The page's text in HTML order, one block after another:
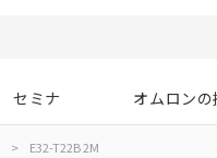
セミナ オムロン
> E32-T22B 2M